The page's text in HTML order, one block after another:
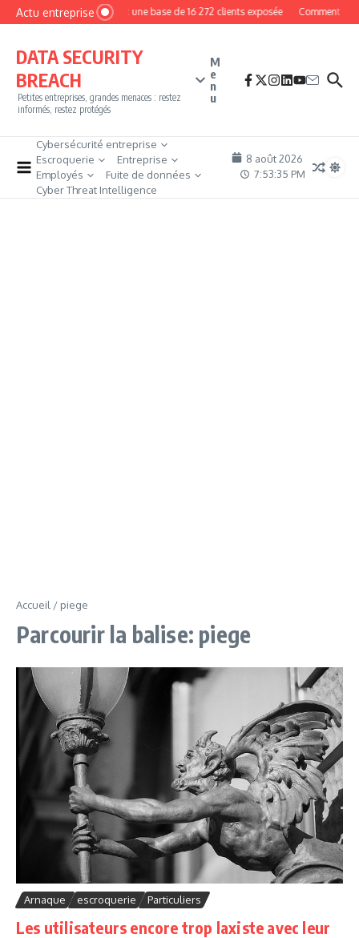
Aller au contenu
Actu entrepriseMyPhoto : une base de 16 272 clients exposée Comment
DATA SECURITY
BREACH
Petites entreprises, grandes menaces : restez
informés, restez protégés
M
e
n
u
Cybersécurité entreprise
Escroquerie
Entreprise
Employés
Fuite de données
Cyber Threat Intelligence
8 août 2026
7:53:36 PM
Accueil / piege
Parcourir la balise: piege
Arnaque escroquerie Particuliers
Les utilisateurs encore trop laxiste avec leur